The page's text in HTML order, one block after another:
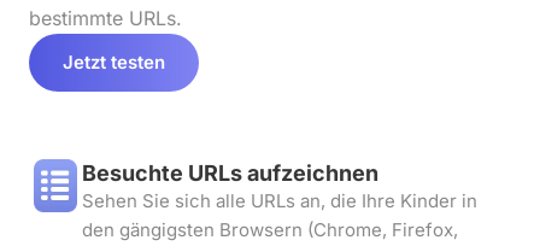
bestimmte URLs.
Jetzt testen
Besuchte URLs aufzeichnen
Sehen Sie sich alle URLs an, die Ihre Kinder in
den gängigsten Browsern (Chrome, Firefox,